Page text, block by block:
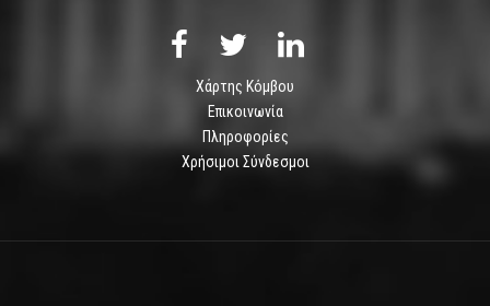
Χάρτης Κόμβου
Επικοινωνία
Πληροφορίες
Χρήσιμοι Σύνδεσμοι